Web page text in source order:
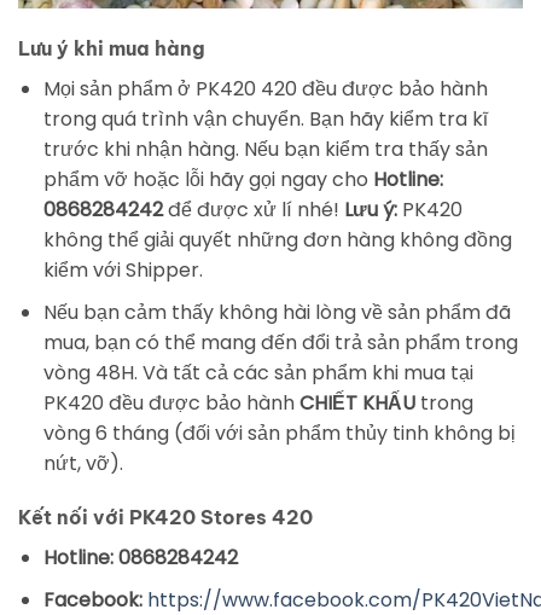
Lưu ý khi mua hàng
Mọi sản phẩm ở PK420 420 đều được bảo hành
trong quá trình vận chuyển. Bạn hãy kiểm tra kĩ
trước khi nhận hàng. Nếu bạn kiểm tra thấy sản
phẩm vỡ hoặc lỗi hãy gọi ngay cho Hotline:
0868284242để được xử lí nhé! Lưu ý:PK420
không thể giải quyết những đơn hàng không đồng
kiểm với Shipper.
Nếu bạn cảm thấy không hài lòng về sản phẩm đã
mua, bạn có thể mang đến đổi trả sản phẩm trong
vòng 48H. Và tất cả các sản phẩm khi mua tại
PK420 đều được bảo hànhCHIẾT KHẤUtrong
vòng 6 tháng (đối với sản phẩm thủy tinh không bị
nứt, vỡ).
Kết nối với PK420 Stores 420
Hotline: 0868284242
Facebook: https://www.facebook.com/